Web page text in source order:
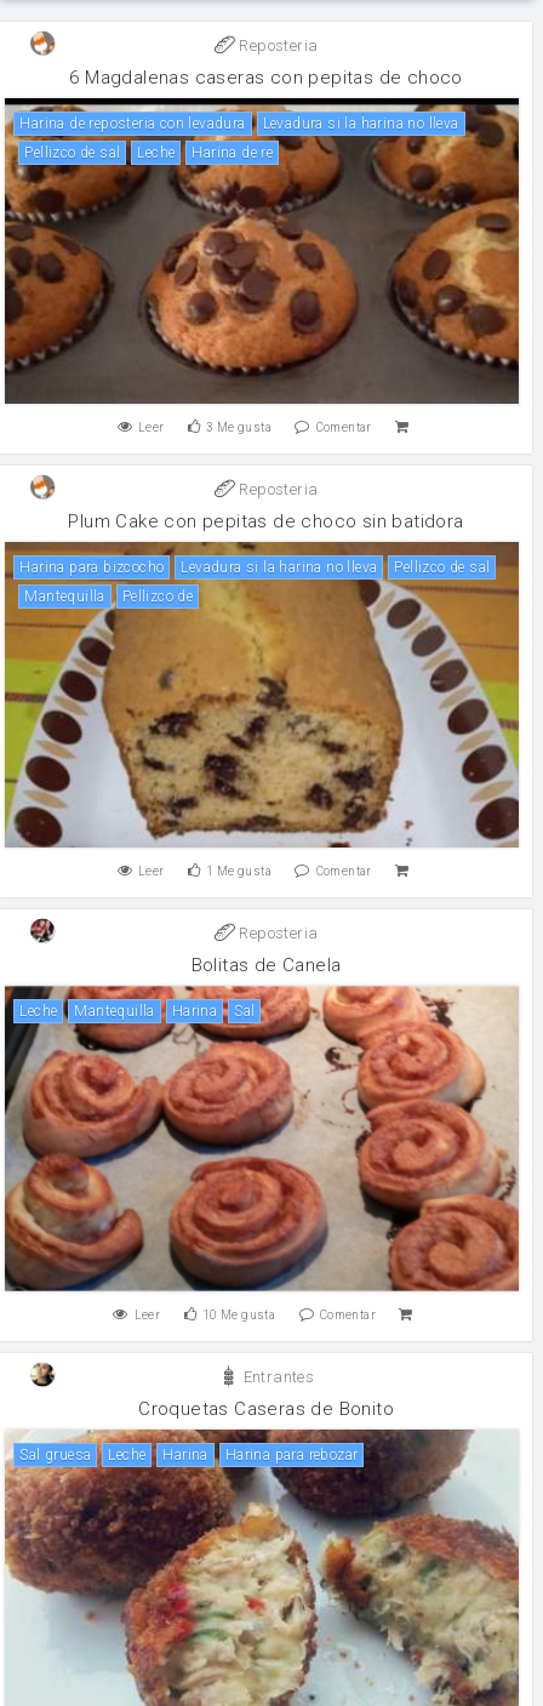
Reposteria
6 Magdalenas caseras con pepitas de choco
Harina de reposteria con levadura
Levadura si la harina no lleva
Pellizco de sal
leche Harina de re
Leer 3 Me gusta Comentar
Reposteria
Plum Cake con pepitas de choco sin batidora
Harina para bizcocho Levadura si la harina no lleva
Pellizco de sal
mantequilla
Pellizco de
Leer 1 Me gusta Comentar
Reposteria
Bolitas de Canela
leche mantequilla harina sal
Leer 10 Me gusta Comentar
Entrantes
Croquetas Caseras de Bonito
Sal gruesa leche harina Harina para rebozar